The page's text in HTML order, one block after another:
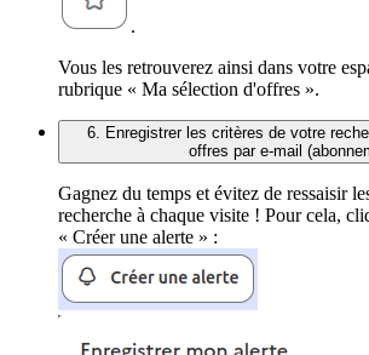
.
Vous les retrouverez ainsi dans votre
rubrique « Ma sélection d'offres ».
6. Enregistrer les critères de votre
offres par e-mail
Gagnez du temps et évitez de ressaisir
recherche à chaque visite ! Pour cela,
« Créer une alerte » :